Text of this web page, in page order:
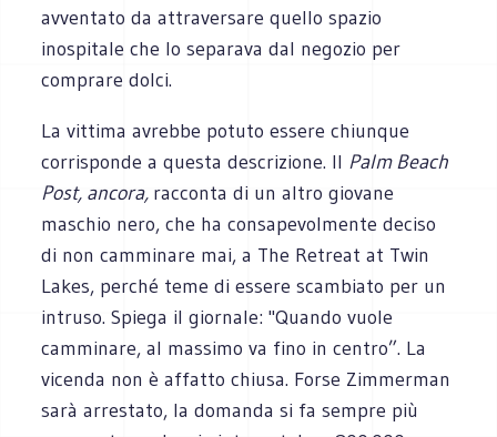
avventato da attraversare quello spazio
inospitale che lo separava dal negozio per
comprare dolci.
La vittima avrebbe potuto essere chiunque
corrisponde a questa descrizione. Il Palm Beach
Post, ancora, racconta di un altro giovane
maschio nero,che ha consapevolmente deciso
di non camminare mai, a The Retreat at Twin
Lakes, perché teme di essere scambiato per un
intruso. Spiega il giornale: "Quando vuole
camminare, al massimo va fino in centro”. La
vicenda non è affatto chiusa. Forse Zimmerman
sarà arrestato, la domanda si fa sempre più